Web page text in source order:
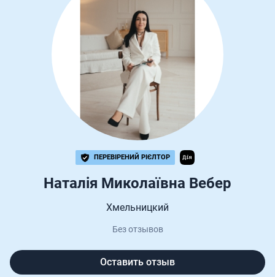
ПЕРЕВІРЕНИЙ РІЄЛТОР
Наталія Миколаївна Вебер
Хмельницкий
Без отзывов
Оставить отзыв